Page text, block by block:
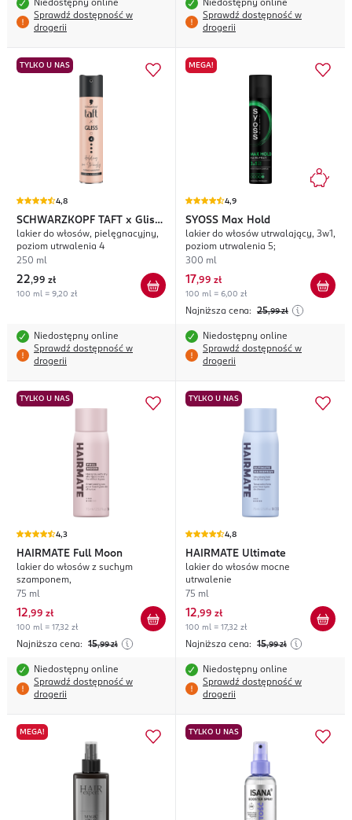
Niedostępny online
Sprawdź dostępność w
drogerii
Niedostępny online
Sprawdź dostępność w
drogerii
TYLKO U NAS
4,8
SCHWARZKOPF TAFT x Gliss
Holding Me Strongly
lakier do włosów, pielęgnacyjny,
poziom utrwalenia 4
250 ml
22,99 zł
100 ml = 9,20 zł
Niedostępny online
Sprawdź dostępność w
drogerii
MEGA!
4,9
SYOSS Max Hold
lakier do włosów utrwalający, 3w1,
poziom utrwalenia 5;
300 ml
17,99 zł
100 ml = 6,00 zł
Najniższa cena: 25,99 zł
Niedostępny online
Sprawdź dostępność w
drogerii
TYLKO U NAS
4,3
HAIRMATE Full Moon
lakier do włosów z suchym
szamponem,
75 ml
12,99 zł
100 ml = 17,32 zł
Najniższa cena: 15,99 zł
Niedostępny online
Sprawdź dostępność w
drogerii
TYLKO U NAS
4,8
HAIRMATE Ultimate
lakier do włosów mocne
utrwalenie
75 ml
12,99 zł
100 ml = 17,32 zł
Najniższa cena: 15,99 zł
Niedostępny online
Sprawdź dostępność w
drogerii
MEGA! TYLKO U NAS